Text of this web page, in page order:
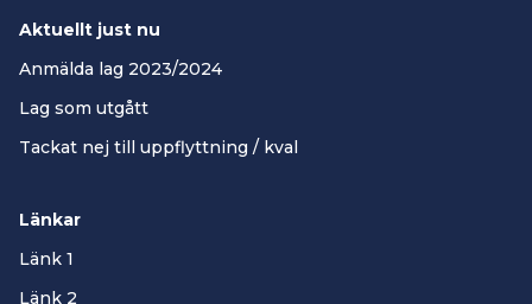
Aktuellt just nu
Anmälda lag 2023/2024
Lag som utgått
Tackat nej till uppflyttning / kval
Länkar
Länk 1
Länk 2